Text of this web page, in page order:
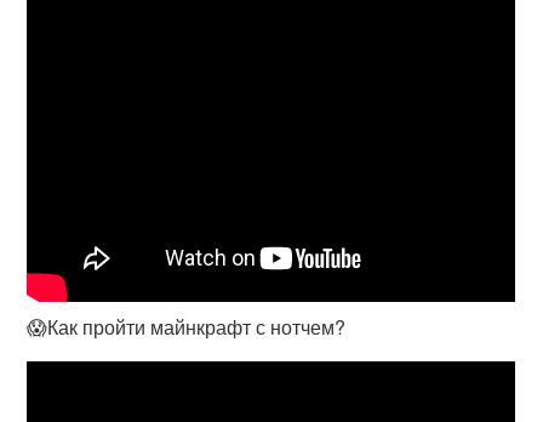
😱Как пройти майнкрафт с нотчем?